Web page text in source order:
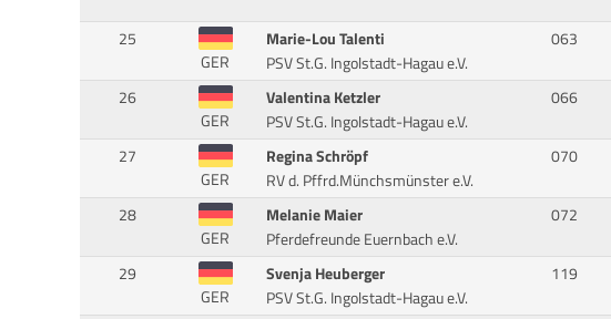
25
GER
Marie-Lou Talenti
PSV St.G. Ingolstadt-Hagau e.V.
063
26
GER
Valentina Ketzler
PSV St.G. Ingolstadt-Hagau e.V.
066
27
GER
Regina Schröpf
RV d. Pffrd.Münchsmünster e.V.
070
28
GER
Melanie Maier
Pferdefreunde Euernbach e.V.
072
29
GER
Svenja Heuberger
PSV St.G. Ingolstadt-Hagau e.V.
119